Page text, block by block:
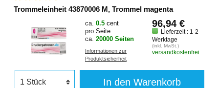
Trommeleinheit 43870006 M, Trommel magenta
ca. 0.5 cent
pro Seite
ca. 20000 Seiten
Informationen zur
Produktsicherheit
96,94 €
Lieferzeit : 1-2
Werktage
(inkl. MwSt.)
versandkostenfrei
In den Warenkorb